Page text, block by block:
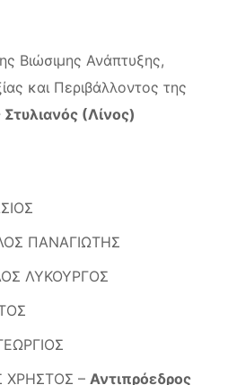
Βιώσιμης Ανάπτυξης,
και Περιβάλλοντος της
(Λίνος)
ΠΑΝΑΓΙΩΤΗΣ
ΛΥΚΟΥΡΓΟΣ
ΧΡΗΣΤΟΣ – Αντιπρόεδρος